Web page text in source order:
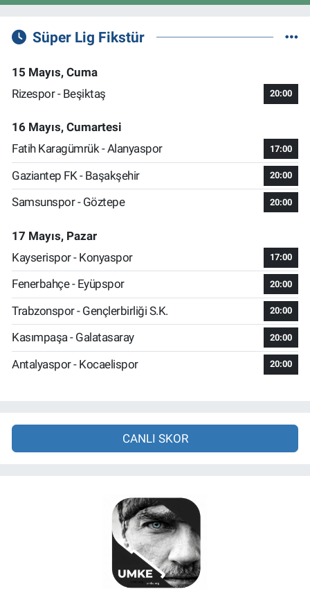
Süper Lig Fikstür
15 Mayıs, Cuma
Rizespor - Beşiktaş
20:00
16 Mayıs, Cumartesi
Fatih Karagümrük - Alanyaspor
17:00
Gaziantep FK - Başakşehir 20:00
Samsunspor - Göztepe 20:00
17 Mayıs, Pazar
Kayserispor - Konyaspor
17:00
Fenerbahçe - Eyüpspor 20:00
Trabzonspor - Gençlerbirliği S.K. 20:00
Kasımpaşa - Galatasaray 20:00
Antalyaspor - Kocaelispor 20:00
CANLI SKOR